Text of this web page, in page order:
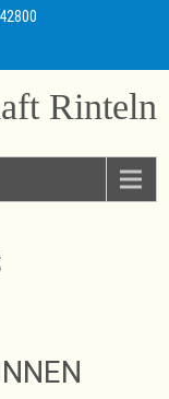
Rinteln